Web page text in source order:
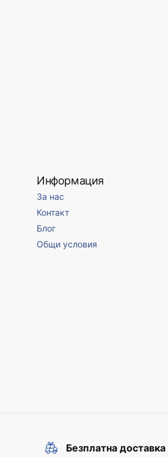
Информация
За нас
Контакт
Блог
Общи условия
Безплатна доставка